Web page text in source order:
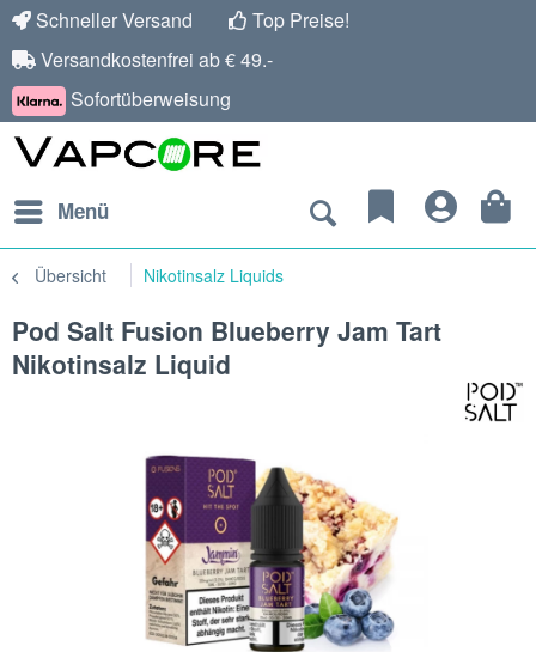
Schneller Versand
Top Preise!
Versandkostenfrei ab € 49.-
Sofortüberweisung
Menü
Übersicht Nikotinsalz Liquids
Pod Salt Fusion Blueberry Jam Tart
Nikotinsalz Liquid